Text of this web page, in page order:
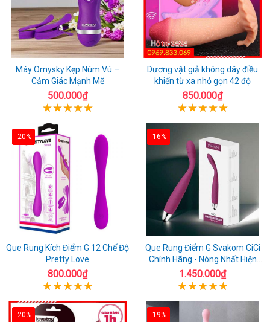
Máy Omysky Kẹp Núm Vú –
Cảm Giác Mạnh Mẽ
500.000₫
Dương vật giả không dây điều
khiển từ xa nhỏ gọn 42 độ
850.000₫
-20%
Que Rung Kích Điểm G 12 Chế Độ
Pretty Love
800.000₫
-16%
Que Rung Điểm G Svakom CiCi
Chính Hãng - Nóng Nhất Hiện
Nay
1.450.000₫
-20% -19%